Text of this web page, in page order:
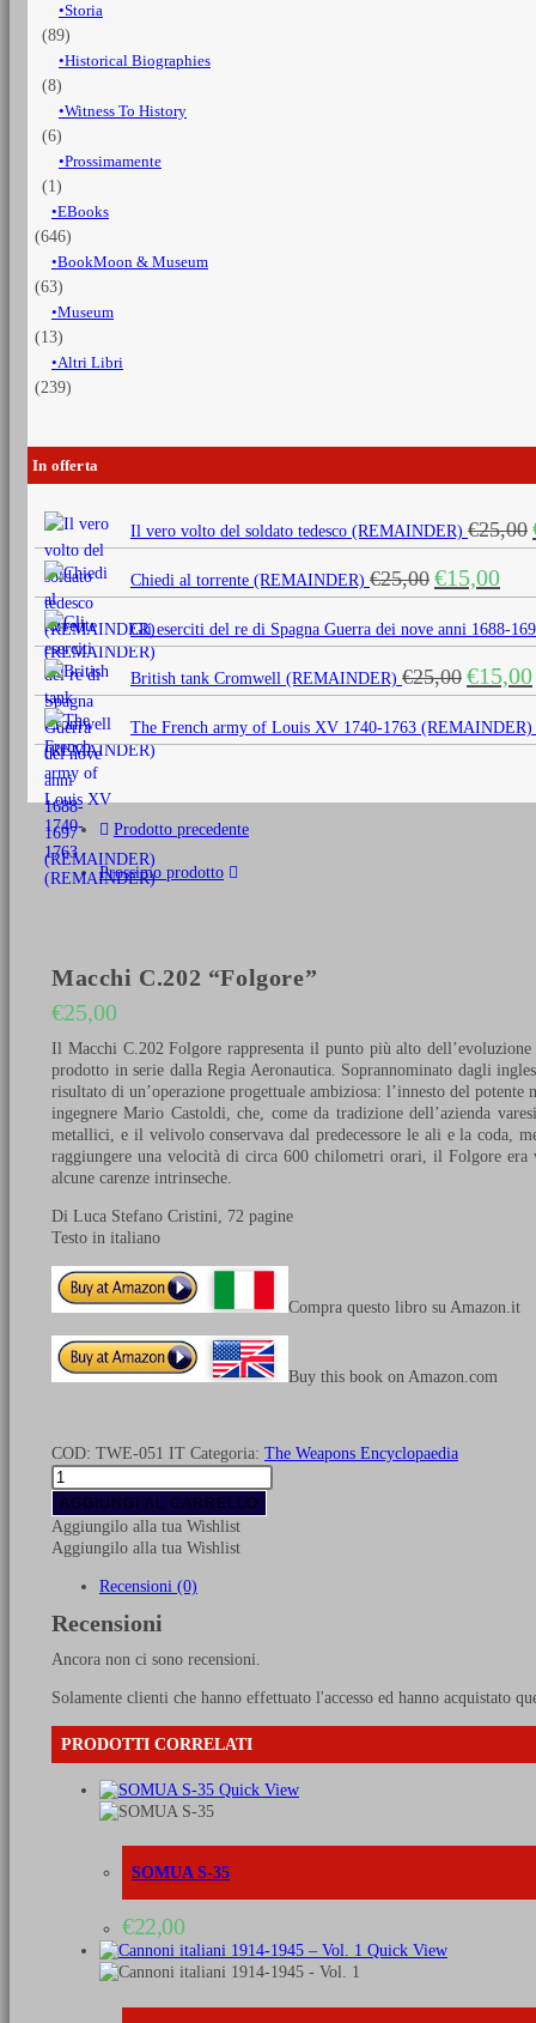
Storia
(89)
Historical Biographies
(8)
Witness To History
(6)
Prossimamente
(1)
EBooks
(646)
BookMoon & Museum
(63)
Museum
(13)
Altri Libri
(239)
In offerta
Il vero volto del soldato tedesco (REMAINDER) €25,00
Chiedi al torrente (REMAINDER) €25,00 Il
prezzo
originale
era:
€25,00.
€15,00
è:
Gli eserciti del re di Spagna Guerra dei nove anni 1688-
British tank Cromwell (REMAINDER) €25,00 Il
prezzo
originale
era:
€15,00
The French army of Louis XV 1740-1763 (REMAINDER)
Prodotto precedente
Prossimo prodotto
Macchi C.202 “Folgore”
€25,00
Il Macchi C.202 Folgore rappresenta il punto più alto
prodotto in serie dalla Regia Aeronautica. Soprannominato dagli
risultato di un’operazione progettuale ambiziosa: l’innesto del
ingegnere Mario Castoldi, che, come da tradizione dell’azienda
metallici, e il velivolo conservava dal predecessore le ali e la coda,
raggiungere una velocità di circa 600 chilometri orari, il Folgore
alcune carenze intrinseche.
Di Luca Stefano Cristini, 72 pagine
Testo in italiano
Compra questo libro su Amazon.it
Buy this book on Amazon.com
COD: TWE-051 IT Categoria: The Weapons Encyclopaedia
Macchi
C.202
“Folgore”
quantità
AGGIUNGI AL CARRELLO
Aggiungilo alla tua Wishlist
Aggiungilo alla tua Wishlist
Recensioni (0)
Recensioni
Ancora non ci sono recensioni.
Solamente clienti che hanno effettuato l'accesso ed hanno acquistato
PRODOTTI CORRELATI
Quick View
SOMUA S-35
€22,00
Quick View